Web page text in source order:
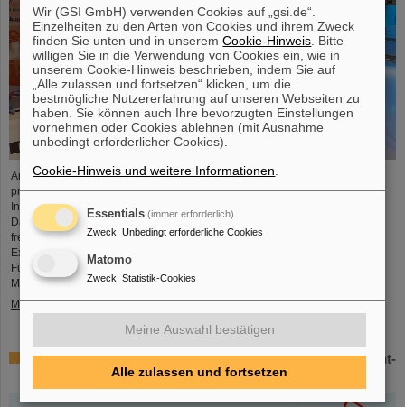
Anlässlich des Geburtsdatums des chemischen Elements Darmstadtium
präsentierten sich GSI/FAIR vom 7. bis 9. November 2023 mit einem
Informationsstand im Einkaufszentrum Luisencenter im Herzen von
Darmstadt. Die Nachfrage war enorm, der Stand an allen drei Tagen stark
frequentiert. Die großen und kleinen Gäste erwarteten zwei Mitmach-
Experimente, mit denen sich der Beschleunigungsprozess und auch die
Fusion zweier Elemente zu einem neuen spielerisch erfahren ließen.
Mitarbeitende standen...
Mehr »
Herausragende GSI- und HI-Jena-Forschung als Highlight-
Artikel im Physics Magazine veröffentlicht
Wir (GSI GmbH) verwenden Cookies auf „gsi.de“.
Einzelheiten zu den Arten von Cookies und ihrem Zweck
finden Sie unten und in unseremCookie-Hinweis . Bitte
willigen Sie in die Verwendung von Cookies ein, wie in
unserem Cookie-Hinweis beschrieben, indem Sie auf
„Alle zulassen und fortsetzen“ klicken, um die
bestmögliche Nutzererfahrung auf unseren Webseiten zu
haben. Sie können auch Ihre bevorzugten Einstellungen
vornehmen oder Cookies ablehnen (mit Ausnahme
unbedingt erforderlicher Cookies).
Cookie-Hinweis und weitere Informationen
Essentials (immer erforderlich)
Zweck: Unbedingt erforderliche Cookies
Matomo
Zweck: Statistik-Cookies
Meine Auswahl bestätigen
Alle zulassen und fortsetzen